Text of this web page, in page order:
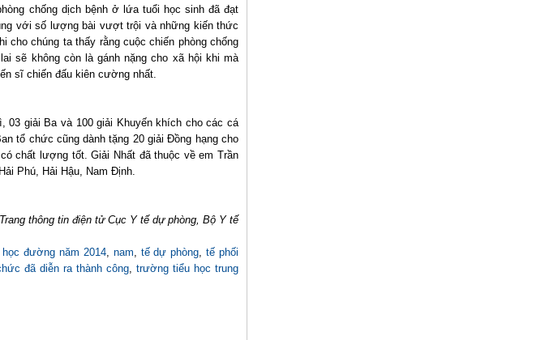
chống dịch bệnh ở lứa tuổi học sinh đã đạt
với số lượng bài vượt trội và những kiến thức
cho chúng ta thấy rằng cuộc chiến phòng chống
sẽ không còn là gánh nặng cho xã hội khi mà
sĩ chiến đấu kiên cường nhất.
03 giải Ba và 100 giải Khuyến khích cho các cá
tổ chức cũng dành tặng 20 giải Đồng hạng cho
chất lượng tốt. Giải Nhất đã thuộc về em Trần
Phú, Hải Hậu, Nam Định.
thông tin điện tử Cục Y tế dự phòng, Bộ Y tế
học đường năm 2014, nam, tế dự phòng,tế phối
đã diễn ra thành công, trường tiểu học trung